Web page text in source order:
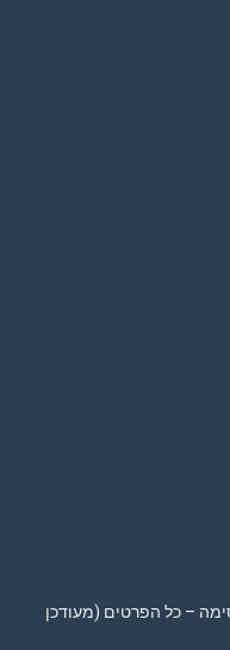
– כל הפרטים (מעודכן